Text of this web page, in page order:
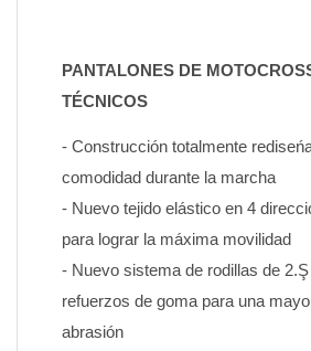
PANTALONES DE
TÉCNICOS
- Construcción totalmente
comodidad durante la marcha
- Nuevo tejido elástico en 4
para lograr la máxima movilidad
- Nuevo sistema de rodillas de
refuerzos de goma para una
abrasión